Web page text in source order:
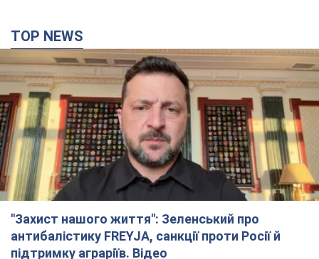
TOP NEWS
"Захист нашого життя": Зеленський про
антибалістику FREYJA, санкції проти Росії й
підтримку аграріїв. Відео